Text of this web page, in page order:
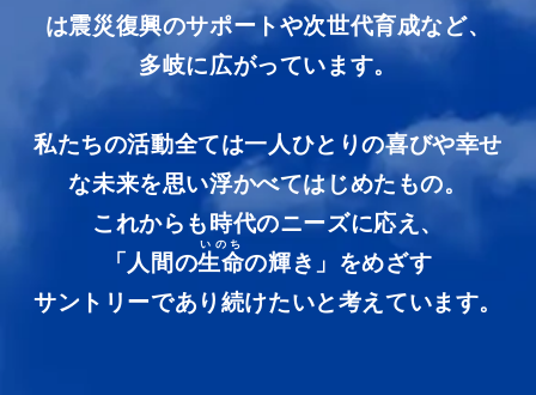
は震災復興のサポートや次世代育成など、
多岐に広がっています。
私たちの活動全ては一人ひとりの喜びや幸せ
な未来を思い浮かべてはじめたもの。
これからも時代のニーズに応え、
「人間の生命
いのち
の輝き」をめざす
サントリーであり続けたいと考えています。